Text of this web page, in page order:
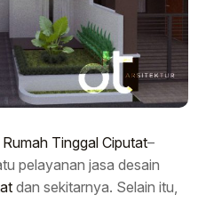
Tinggal Ciputat–
pelayanan jasa desain
dan sekitarnya. Selain itu,